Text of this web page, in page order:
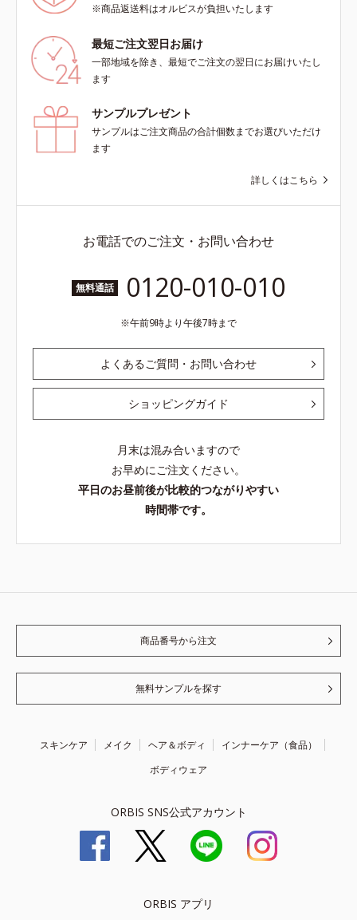
※商品返送料はオルビスが負担いたします
最短ご注文翌日お届け
一部地域を除き、最短でご注文の翌日にお届けいたし
ます
サンプルプレゼント
サンプルはご注文商品の合計個数までお選びいただけ
ます
詳しくはこちら
お電話でのご注文・お問い合わせ
無料通話 0120-010-010
午前9時より午後7時まで
よくあるご質問・お問い合わせ
ショッピングガイド
月末は混み合いますので
お早めにご注文ください。
平日のお昼前後が比較的つながりやすい
時間帯です。
商品番号から注文
無料サンプルを探す
スキンケア メイク ヘア＆ボディ
インナーケア（食品）
ボディウェア
ORBIS SNS公式アカウント
ORBIS アプリ